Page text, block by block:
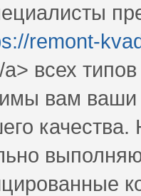
remont-
a> всех
вам ваши